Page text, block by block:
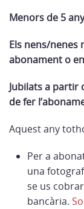
Menors de 5
Els nens/nenes
abonament o
Jubilats a partir
de fer
Aquest any
Per a
una
se us
bancària.